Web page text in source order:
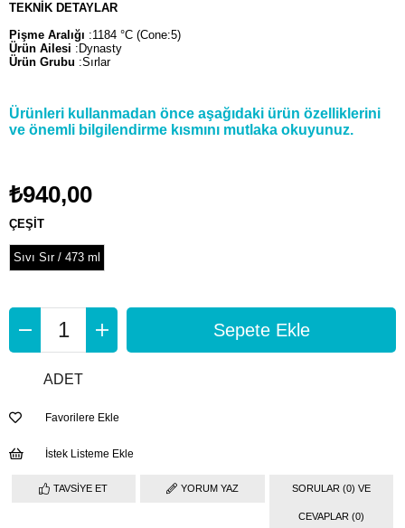
TEKNİK DETAYLAR
Pişme Aralığı :1184 °C (Cone:5)
Ürün Ailesi :Dynasty
Ürün Grubu :Sırlar
Ürünleri kullanmadan önce aşağıdaki ürün özelliklerini
ve önemli bilgilendirme kısmını mutlaka okuyunuz.
₺940,00
ÇEŞİT
Sıvı Sır / 473 ml
ADET
Favorilere Ekle
İstek Listeme Ekle
TAVSIYE ET YORUM YAZ SORULAR (0) VE
CEVAPLAR (0)